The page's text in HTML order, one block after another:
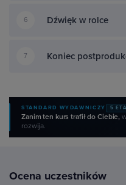
6 Dźwięk w rolce
7 Koniec
STANDARD WYDAWNICZY 5
Zanim ten kurs trafił do Ciebie,
rozwija.
Ocena uczestników